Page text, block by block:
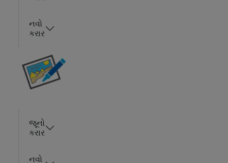
નવો
કરાર
જૂનો
કરાર
નવો